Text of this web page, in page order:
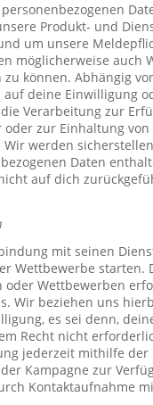
Produkt- und
um unsere
möglicherweise auch
können. Abhängig
deine Einwilligung
Verarbeitung zur
zur Einhaltung von
werden
Daten
auf dich
mit seinen
Wettbewerbe starten.
oder Wettbewerben
Wir beziehen uns
es sei denn,
Recht nicht
jederzeit mithilfe der
Kampagne zur
Kontaktaufnahme